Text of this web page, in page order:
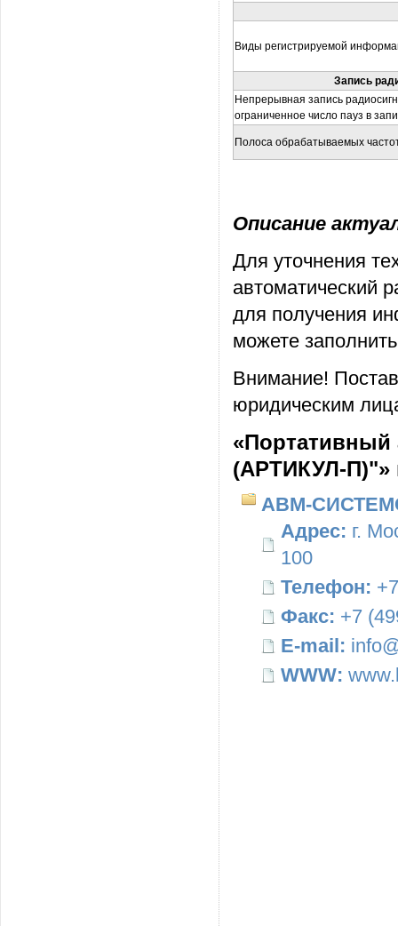
Виды регистрируемой
Запись
Непрерывная запись
ограниченное число пауз в
Полоса обрабатываемых
Описание
Для уточнения
автоматический
для получения
можете
Внимание!
юридическим
«Портативный
(АРТИКУЛ-П)"»
АВМ-
Адрес: г.
100
Телефон:
Факс: +7
E-mail:
WWW: